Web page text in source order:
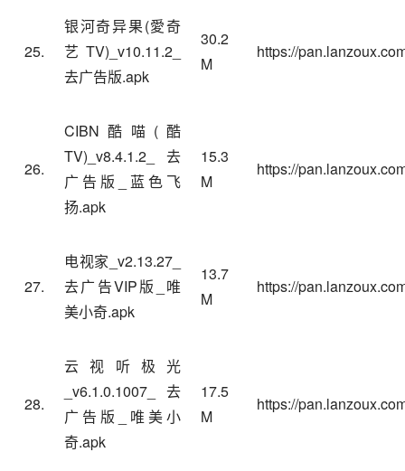
25.
银河奇异果(愛奇
艺TV)_v10.11.2_
去广告版.apk
30.2
M
https://
26.
CIBN酷喵(酷
TV)_v8.4.1.2_去
广告版_蓝色飞
扬.apk
15.3
M
https://
27.
电视家_v2.13.27_
去广告VIP版_唯
美小奇.apk
13.7
M
https://
28.
云视听极光
_v6.1.0.1007_去
广告版_唯美小
奇.apk
17.5
M
https://